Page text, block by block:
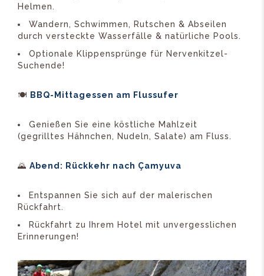
Helmen.
Wandern, Schwimmen, Rutschen & Abseilen
durch versteckte Wasserfälle & natürliche Pools.
Optionale Klippensprünge für Nervenkitzel-
Suchende!
🍽️ BBQ-Mittagessen am Flussufer
Genießen Sie eine köstliche Mahlzeit
(gegrilltes Hähnchen, Nudeln, Salate) am Fluss.
🌄 Abend: Rückkehr nach Çamyuva
Entspannen Sie sich auf der malerischen
Rückfahrt.
Rückfahrt zu Ihrem Hotel mit unvergesslichen
Erinnerungen!